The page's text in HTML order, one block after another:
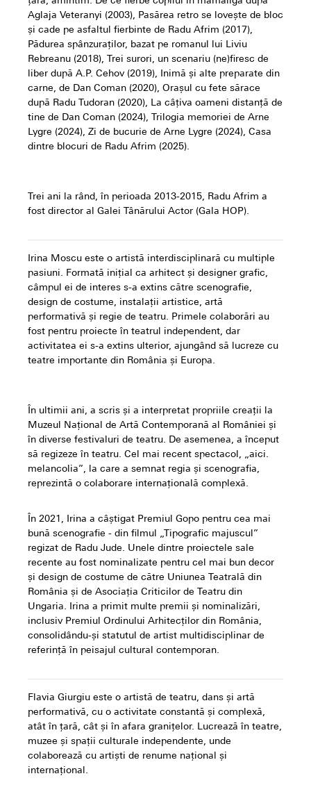
Aglaja Veteranyi (2003), Pasărea retro se lovește de bloc
și cade pe asfaltul fierbinte de Radu Afrim (2017),
Pădurea spânzuraților, bazat pe romanul lui Liviu
Rebreanu (2018), Trei surori, un scenariu (ne)firesc de
liber după A.P. Cehov (2019), Inimă și alte preparate din
carne, de Dan Coman (2020), Orașul cu fete sărace
după Radu Tudoran (2020), La câțiva oameni distanță de
tine de Dan Coman (2024), Trilogia memoriei de Arne
Lygre (2024), Zi de bucurie de Arne Lygre (2024), Casa
dintre blocuri de Radu Afrim (2025).
Trei ani la rând, în perioada 2013-2015, Radu Afrim a
fost director al Galei Tânărului Actor (Gala HOP).
Irina Moscu este o artistă interdisciplinară cu multiple
pasiuni. Formată inițial ca arhitect și designer grafic,
câmpul ei de interes s-a extins către scenografie,
design de costume, instalații artistice, artă
performativă și regie de teatru. Primele colaborări au
fost pentru proiecte în teatrul independent, dar
activitatea ei s-a extins ulterior, ajungând să lucreze cu
teatre importante din România și Europa.
În ultimii ani, a scris și a interpretat propriile creații la
Muzeul Național de Artă Contemporană al României și
în diverse festivaluri de teatru. De asemenea, a început
să regizeze în teatru. Cel mai recent spectacol, „aici.
melancolia”, la care a semnat regia și scenografia,
reprezintă o colaborare internațională complexă.
În 2021, Irina a câștigat Premiul Gopo pentru cea mai
bună scenografie - din filmul „Tipografic majuscul”
regizat de Radu Jude. Unele dintre proiectele sale
recente au fost nominalizate pentru cel mai bun decor
și design de costume de către Uniunea Teatrală din
România și de Asociația Criticilor de Teatru din
Ungaria. Irina a primit multe premii și nominalizări,
inclusiv Premiul Ordinului Arhitecților din România,
consolidându-și statutul de artist multidisciplinar de
referință în peisajul cultural contemporan.
Flavia Giurgiu este o artistă de teatru, dans și artă
performativă, cu o activitate constantă și complexă,
atât în țară, cât și în afara granițelor. Lucrează în teatre,
muzee și spații culturale independente, unde
colaborează cu artiști de renume național și
internațional.